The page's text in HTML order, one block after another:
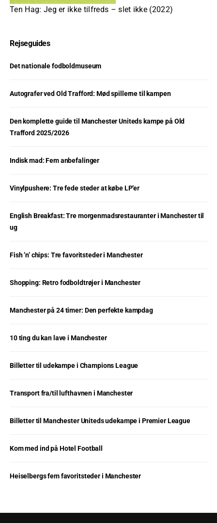
Ten Hag: Jeg er ikke tilfreds – slet ikke (2022)
Rejseguides
Det nationale fodboldmuseum
Autografer ved Old Trafford: Mød spillerne til kampen
Den komplette guide til Manchester Uniteds kampe på Old
Trafford 2025/2026
Indisk mad: Fem anbefalinger
Vinylpushere: Tre fede steder at købe LP’er
English Breakfast: Tre morgenmadsrestauranter i Manchester til
ug
Fish ’n’ chips: Tre favoritsteder i Manchester
Shopping: Retro fodboldtrøjer i Manchester
Manchester på 24 timer: Den perfekte kampdag
10 ting du kan lave i Manchester
Billetter til udekampe i Champions League
Transport fra/til lufthavnen i Manchester
Billetter til Manchester Uniteds udekampe i Premier League
Kom med ind på Hotel Football
Heiselbergs fem favoritsteder i Manchester